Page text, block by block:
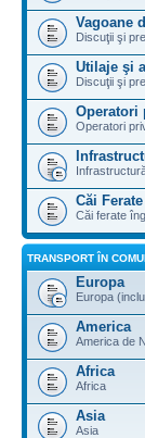
Vagoane
Discuţii şi
Utilaje şi
Discuţii şi
Operatori
Operatori
Căi
Căi ferate
TRANSPORT ÎN
Europa
Europa
America
America de
Africa
Africa
Asia
Asia